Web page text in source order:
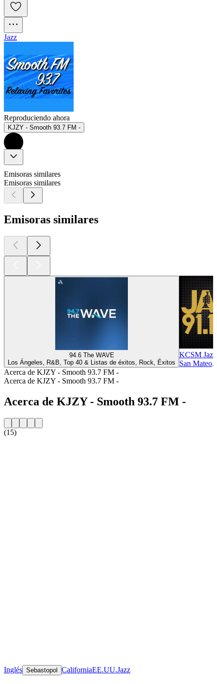
Jazz
Reproduciendo ahora
KJZY - Smooth 93.7 FM -
Emisoras similares
Emisoras similares
Emisoras similares
94.6 The WAVE
Los Ángeles, R&B, Top 40 & Listas de éxitos, Rock, Éxitos
KCSM
San Mateo,
Acerca de KJZY - Smooth 93.7 FM -
Acerca de KJZY - Smooth 93.7 FM -
Acerca de KJZY - Smooth 93.7 FM -
(15)
Inglés Sebastopol CaliforniaEE.UU.Jazz